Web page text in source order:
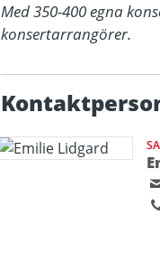
Med 350-400 egna
konsertarrangörer.